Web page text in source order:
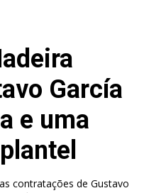
García
e uma
contratações de Gustavo